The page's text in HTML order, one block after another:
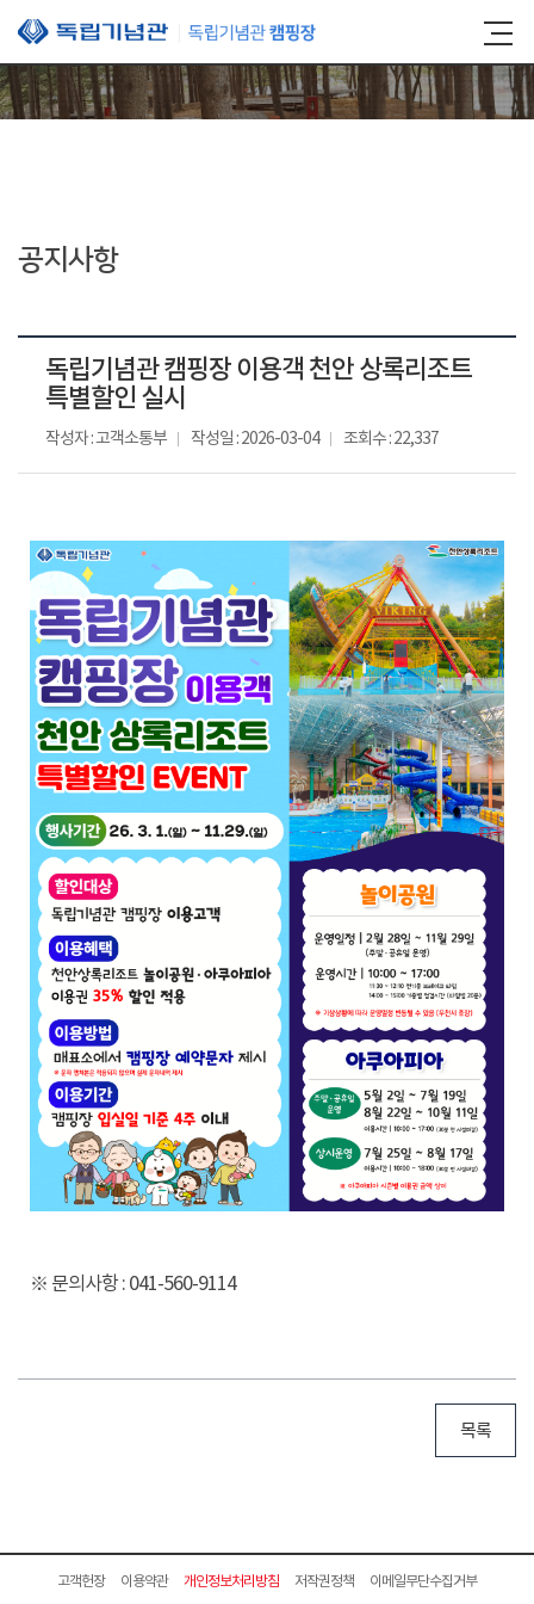
본문 바로가기
공지사항
독립기념관 캠핑장 이용객 천안 상록리조트
특별할인 실시
작성자 : 고객소통부 작성일 : 2026-03-04 조회수 : 22,337
※ 문의사항 : 041-560-9114
목록
고객헌장 이용약관 개인정보처리방침 저작권정책 이메일무단수집거부